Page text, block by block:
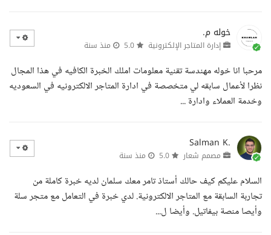
خوله م.
إدارة المتاجر الإلكترونية منذ سنة
مرحبا انا خوله مهندسة تقنية معلومات املك الخبرة الكافيه في هذا المجال
نظرا لأعمال سابقه لي متخصصة في ادارة المتاجر الالكترونيه في السعوديه
وخدمة العملاء وادارة ...
Salman K.
مصمم شعار منذ سنة
السلام عليكم كيف حالك أستاذ تامر معك سلمان لديه خبرة كاملة من
تجاربة السابقة مع المتاجر الالكترونية. لدي خبرة في التعامل مع متجر سلة
وأيصا منصة بيفاتيل. وأيضا ل...